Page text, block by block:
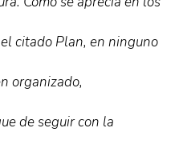
citado Plan, en ninguno
organizado,
de seguir con la